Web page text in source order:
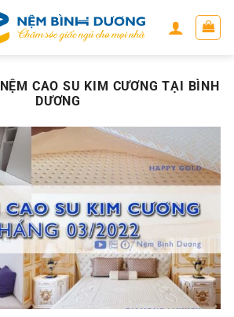
NỆM CAO SU KIM CƯƠNG TẠI BÌNH
DƯƠNG